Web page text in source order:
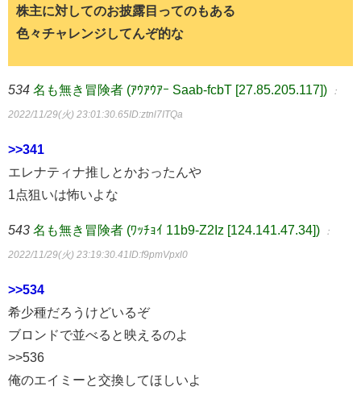
株主に対してのお披露目ってのもある
色々チャレンジしてんぞ的な
534 名も無き冒険者 (ｱｳｱｳｱｰ Saab-fcbT [27.85.205.117]) ：
2022/11/29(火) 23:01:30.65ID:ztnl7ITQa
>>341
エレナティナ推しとかおったんや
1点狙いは怖いよな
543 名も無き冒険者 (ﾜｯﾁｮｲ 11b9-Z2Iz [124.141.47.34]) ：
2022/11/29(火) 23:19:30.41ID:f9pmVpxl0
>>534
希少種だろうけどいるぞ
ブロンドで並べると映えるのよ
>>536
俺のエイミーと交換してほしいよ